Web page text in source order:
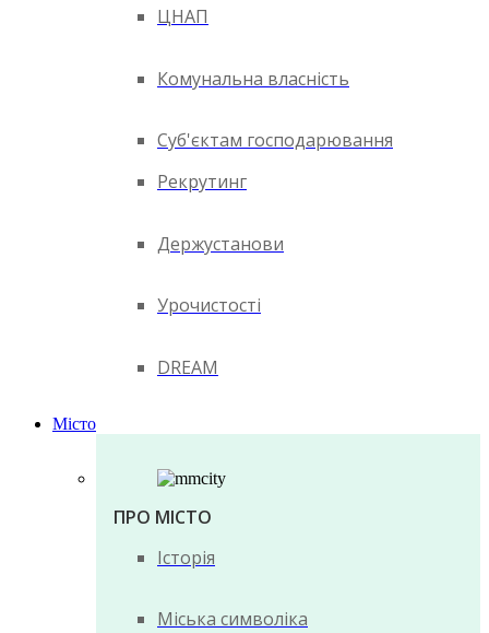
ЦНАП
Комунальна власність
Суб'єктам господарювання
Рекрутинг
Держустанови
Урочистості
DREAM
Місто
ПРО МІСТО
Історія
Міська символіка